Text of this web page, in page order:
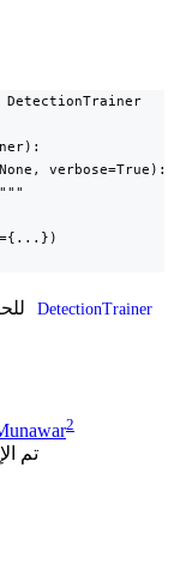
verbose=True):
DetectionTrainer
2
تم